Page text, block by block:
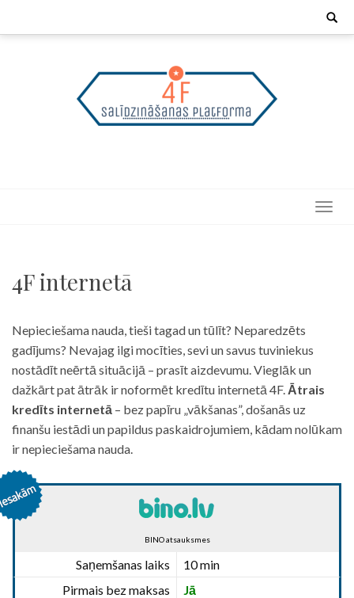
Search
4F internetā
Nepieciešama nauda, tieši tagad un tūlīt? Neparedzēts
gadījums? Nevajag ilgi mocīties, sevi un savus tuviniekus
nostādīt neērtā situācijā – prasīt aizdevumu. Vieglāk un
dažkārt pat ātrāk ir noformēt kredītu internetā 4F. Ātrais
kredīts internetā – bez papīru „vākšanas”, došanās uz
finanšu iestādi un papildus paskaidrojumiem, kādam nolūkam
ir nepieciešama nauda.
BINO atsauksmes
Saņemšanas laiks
10 min
Pirmais bez maksas
Jā